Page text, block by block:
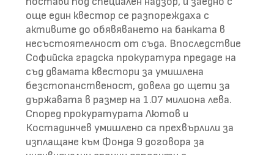
още един квестор се разпореждаха с
активите до обявяването на банката в
несъстоятелност от съда. Впоследствие
Софийска градска прокуратура предаде на
съд двамата квестори за умишлена
безстопанственост, довела до щети за
държавата в размер на 1.07 милиона лева.
Според прокуратурата Лютов и
Костадинчев умишлено са прехвърлили за
изплащане към Фонда 9 договора за